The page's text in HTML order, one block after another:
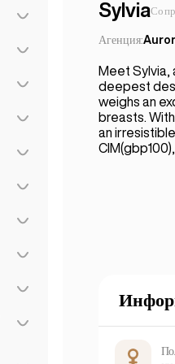
(11)
(3)
(1)
(50)
(0)
(2)
(2)
(2)
(2)
(1)
(1)
(1)
(5)
Sylvia
Агенция:
Meet
deepest
weighs an
breasts.
an